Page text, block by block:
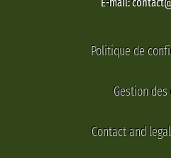
Politique de
Gestion des
Contact and